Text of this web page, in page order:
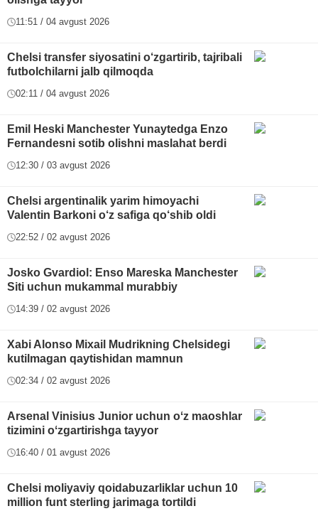
11:51 / 04 avgust 2026
Chelsi transfer siyosatini o‘zgartirib, tajribali
futbolchilarni jalb qilmoqda
02:11 / 04 avgust 2026
Emil Heski Manchester Yunaytedga Enzo
Fernandesni sotib olishni maslahat berdi
12:30 / 03 avgust 2026
Chelsi argentinalik yarim himoyachi
Valentin Barkoni o‘z safiga qo‘shib oldi
22:52 / 02 avgust 2026
Josko Gvardiol: Enso Mareska Manchester
Siti uchun mukammal murabbiy
14:39 / 02 avgust 2026
Xabi Alonso Mixail Mudrikning Chelsidegi
kutilmagan qaytishidan mamnun
02:34 / 02 avgust 2026
Arsenal Vinisius Junior uchun oʻz maoshlar
tizimini oʻzgartirishga tayyor
16:40 / 01 avgust 2026
Chelsi moliyaviy qoidabuzarliklar uchun 10
million funt sterling jarimaga tortildi